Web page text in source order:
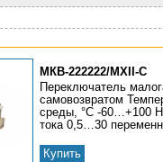
МКВ-222222/МХII-С
Переключатель
самовозвратом
среды, °С -60…+100
тока 0,5…30
Купить